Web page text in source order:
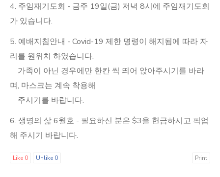
4. 주임재기도회 - 금주 19일(금) 저녁 8시에 주임재기도회
가 있습니다.
5. 예배지침안내 - Covid-19 제한 명령이 해지됨에 따라 자
리를 원위치 하였습니다.
가족이 아닌 경우에만 한칸 씩 띄어 앉아주시기를 바라
며, 마스크는 계속 착용해
주시기를 바랍니다.
6. 생명의 삶 6월호 - 필요하신 분은 $3을 헌금하시고 픽업
해 주시기 바랍니다.
Like 0 Unlike 0 Print